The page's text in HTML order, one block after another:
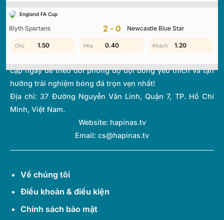
England FA Cup
Blyth Spartans 2-0 Newcastle Blue Star
1.20 0.40 0.70
1.50 0.40 1.20
thi đấu và bảng xếp hạng từ hơn 1.000 giải đấu toàn cầu.
Với giao diện tối ưu và tốc độ cập nhật thời gian thực
(Livescore) siêu tốc, chúng tôi giúp bạn không bỏ lỡ bất kỳ
cập ngay để theo dõi phong độ đội bóng yêu thích và tận
hưởng trải nghiệm bóng đá trọn vẹn nhất!
Địa chỉ: 37 Đường Nguyễn Văn Linh, Quận 7, TP. Hồ Chí
Minh, Việt Nam.
Website: hapinas.tv
Email: cs@hapinas.tv
Về chúng tôi
Điều khoản & điều kiện
Chính sách bảo mật